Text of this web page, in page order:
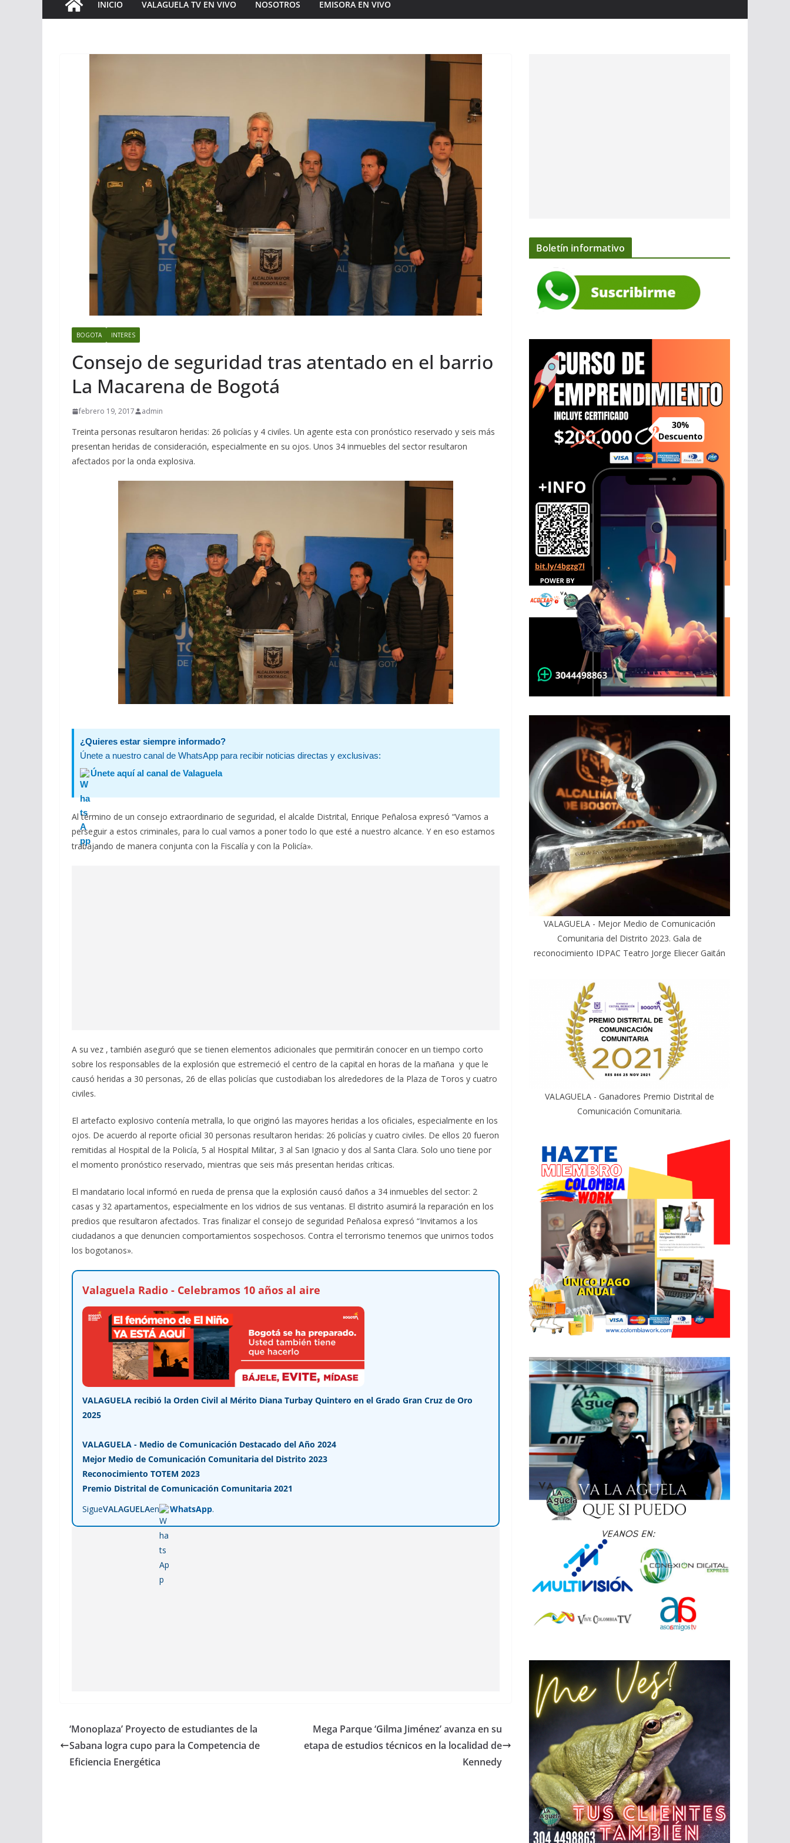
INICIO VALAGUELA TV EN VIVO NOSOTROS EMISORA EN VIVO
BOGOTA INTERES
Consejo de seguridad tras atentado en el barrio
La Macarena de Bogotá
febrero 19, 2017 admin
Treinta personas resultaron heridas: 26 policías y 4 civiles. Un agente esta con pronóstico reservado y seis más
presentan heridas de consideración, especialmente en su ojos. Unos 34 inmuebles del sector resultaron
afectados por la onda explosiva.
¿Quieres estar siempre informado?
Únete a nuestro canal de WhatsApp para recibir noticias directas y exclusivas:
Únete aquí al canal de Valaguela
Al término de un consejo extraordinario de seguridad, el alcalde Distrital, Enrique Peñalosa expresó “Vamos a
perseguir a estos criminales, para lo cual vamos a poner todo lo que esté a nuestro alcance. Y en eso estamos
trabajando de manera conjunta con la Fiscalía y con la Policía».
A su vez , también aseguró que se tienen elementos adicionales que permitirán conocer en un tiempo corto
sobre los responsables de la explosión que estremeció el centro de la capital en horas de la mañana y que le
causó heridas a 30 personas, 26 de ellas policías que custodiaban los alrededores de la Plaza de Toros y cuatro
civiles.
El artefacto explosivo contenía metralla, lo que originó las mayores heridas a los oficiales, especialmente en los
ojos. De acuerdo al reporte oficial 30 personas resultaron heridas: 26 policías y cuatro civiles. De ellos 20 fueron
remitidas al Hospital de la Policía, 5 al Hospital Militar, 3 al San Ignacio y dos al Santa Clara. Solo uno tiene por
el momento pronóstico reservado, mientras que seis más presentan heridas críticas.
El mandatario local informó en rueda de prensa que la explosión causó daños a 34 inmuebles del sector: 2
casas y 32 apartamentos, especialmente en los vidrios de sus ventanas. El distrito asumirá la reparación en los
predios que resultaron afectados. Tras finalizar el consejo de seguridad Peñalosa expresó “Invitamos a los
ciudadanos a que denuncien comportamientos sospechosos. Contra el terrorismo tenemos que unirnos todos
los bogotanos».
Valaguela Radio - Celebramos 10 años al aire
VALAGUELA recibió la Orden Civil al Mérito Diana Turbay Quintero en el Grado Gran Cruz de Oro
2025
VALAGUELA - Medio de Comunicación Destacado del Año 2024
Mejor Medio de Comunicación Comunitaria del Distrito 2023
Reconocimiento TOTEM 2023
Premio Distrital de Comunicación Comunitaria 2021
SigueVALAGUELAen WhatsApp.
‘Monoplaza’ Proyecto de estudiantes de la
Sabana logra cupo para la Competencia de
Eficiencia Energética
Mega Parque ‘Gilma Jiménez’ avanza en su
etapa de estudios técnicos en la localidad de
Kennedy
Boletín informativo
VALAGUELA - Mejor Medio de Comunicación
Comunitaria del Distrito 2023. Gala de
reconocimiento IDPAC Teatro Jorge Eliecer Gaitán
VALAGUELA - Ganadores Premio Distrital de
Comunicación Comunitaria.